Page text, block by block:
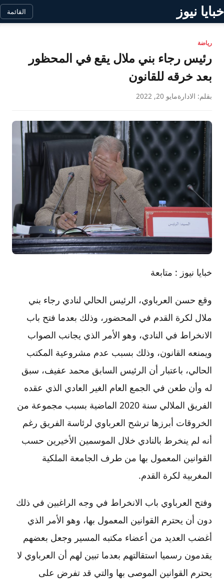
خبايا نيوز القائمة
رياضة
رئيس رجاء بني ملال يقع في المحظور
بعد خرقه للقانون
بقلم: الادارةمايو 20, 2022
خبايا نيوز : متابعة
وقع حسن العرباوي، الرئيس الحالي لنادي رجاء بني
ملال لكرة القدم في المحضور، وذلك بعدما فتح باب
الانخراط في النادي، وهو الأمر الذي يجانب الصواب
ويمنعه القانون، وذلك بسبب عدم مشروعية المكتب
الحالي، باعتبار أن الرئيس السابق محمد عفيف، سبق
له وأن طعن في الجمع العام الغير العادي الذي عقده
الفريق الملالي سنة 2020 الماضية بسبب مجموعة من
الخروقات أبرزها ترشح العرباوي لرئاسة الفريق رغم
أنه لم ينخرط بالنادي خلال الموسمين الأخيرين حسب
القوانين المعمول بها من طرف الجامعة الملكية
المغربية لكرة القدم.
وفتح العرباوي باب الانخراط في وجه الراغبين في ذلك
دون أن يحترم القوانين المعمول بها، وهو الأمر الذي
أغضب العديد من أعضاء مكتبه المسير وجعل بعضهم
يقدمون رسميا استقالتهم بعدما تبين لهم أن العرباوي لا
يحترم القوانين الموصى بها والتي قد تفرض على